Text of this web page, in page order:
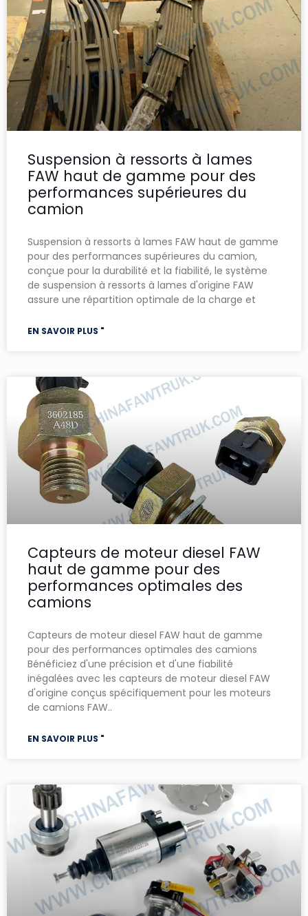
Suspension à ressorts à lames
FAW haut de gamme pour des
performances supérieures du
camion
Suspension à ressorts à lames FAW haut de gamme
pour des performances supérieures du camion,
conçue pour la durabilité et la fiabilité, le système
de suspension à ressorts à lames d'origine FAW
assure une répartition optimale de la charge et
EN SAVOIR PLUS "
Capteurs de moteur diesel FAW
haut de gamme pour des
performances optimales des
camions
Capteurs de moteur diesel FAW haut de gamme
pour des performances optimales des camions
Bénéficiez d'une précision et d'une fiabilité
inégalées avec les capteurs de moteur diesel FAW
d'origine conçus spécifiquement pour les moteurs
de camions FAW..
EN SAVOIR PLUS "